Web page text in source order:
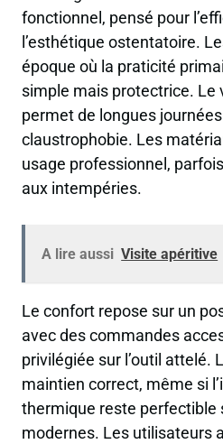
fonctionnel, pensé pour
l’esthétique ostentatoire.
époque où la praticité
simple mais protectrice. Le
permet de longues
claustrophobie. Les
usage professionnel,
aux intempéries.
A lire aussi Visite apéritive
Le confort repose sur un
avec des commandes
privilégiée sur l’outil attelé.
maintien correct, même si
thermique reste perfectible
modernes. Les utilisateurs